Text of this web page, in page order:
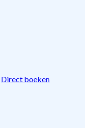
Direct boeken